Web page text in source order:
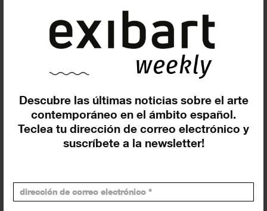
Descubre las últimas noticias sobre el arte
contemporáneo en el ámbito español.
Teclea tu dirección de correo electrónico y
suscríbete a la newsletter!
Agenda
Exposiciones, inauguraciones,
actividades.
¡Te ayudamos a encontrar el
Exposiciones y eventos